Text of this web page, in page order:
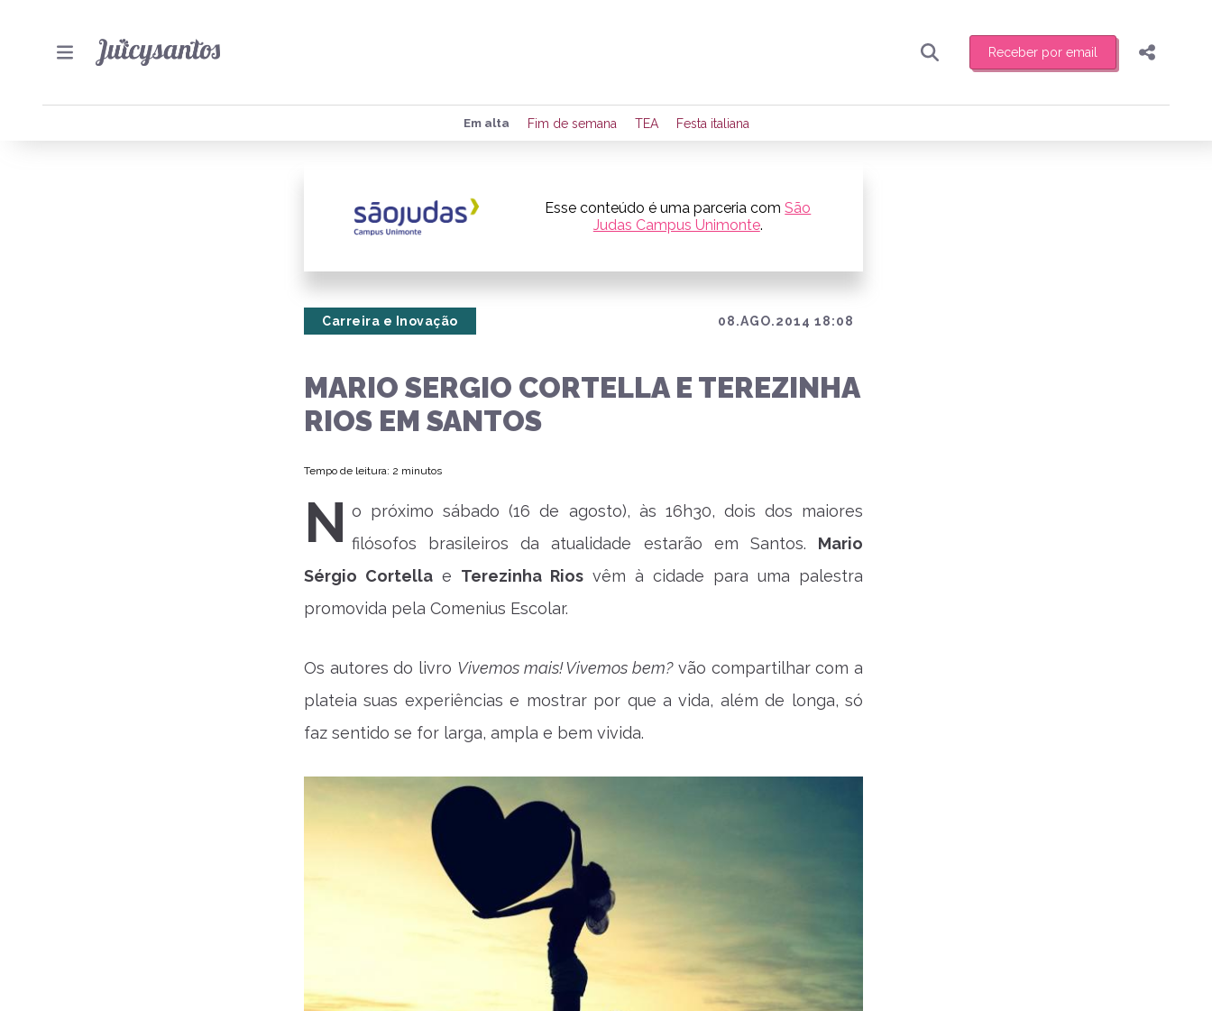
Receber por email
Preencha seus dados para receber toda sexta-feira de manhã o resumo
de eventos e notícias da região.
Quero receber novidades
Compartilhar
Em alta Fim de semana TEA Festa italiana
Esse conteúdo é uma parceria comSão
Judas Campus Unimonte.
08.AGO.2014 18:08
Carreira e Inovação
MARIO SERGIO CORTELLA E TEREZINHA
RIOS EM SANTOS
Tempo de leitura: 2 minutos
N o próximo sábado (16 de agosto), às 16h30, dois dos maiores
filósofos brasileiros da atualidade estarão em Santos. Mario
Sérgio Cortella e Terezinha Rios vêm à cidade para uma palestra
promovida pela Comenius Escolar.
Os autores do livro Vivemos mais! Vivemos bem?vão compartilhar com a
plateia suas experiências e mostrar por que a vida, além de longa, só
faz sentido se for larga, ampla e bem vivida.